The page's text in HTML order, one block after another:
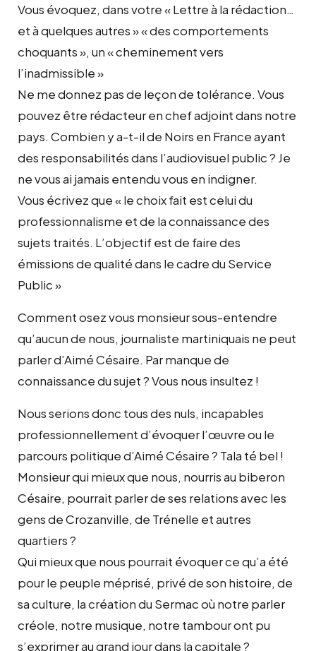
Vous évoquez, dans votre « Lettre à la rédaction…
et à quelques autres » « des comportements
choquants », un « cheminement vers
l’inadmissible »
Ne me donnez pas de leçon de tolérance. Vous
pouvez être rédacteur en chef adjoint dans notre
pays. Combien y a-t-il de Noirs en France ayant
des responsabilités dans l’audiovisuel public ? Je
ne vous ai jamais entendu vous en indigner.
Vous écrivez que « le choix fait est celui du
professionnalisme et de la connaissance des
sujets traités. L’objectif est de faire des
émissions de qualité dans le cadre du Service
Public »
Comment osez vous monsieur sous-entendre
qu’aucun de nous, journaliste martiniquais ne peut
parler d’Aimé Césaire. Par manque de
connaissance du sujet ? Vous nous insultez !
Nous serions donc tous des nuls, incapables
professionnellement d’évoquer l’œuvre ou le
parcours politique d’Aimé Césaire ? Tala té bel !
Monsieur qui mieux que nous, nourris au biberon
Césaire, pourrait parler de ses relations avec les
gens de Crozanville, de Trénelle et autres
quartiers ?
Qui mieux que nous pourrait évoquer ce qu’a été
pour le peuple méprisé, privé de son histoire, de
sa culture, la création du Sermac où notre parler
créole, notre musique, notre tambour ont pu
s’exprimer au grand jour dans la capitale ?